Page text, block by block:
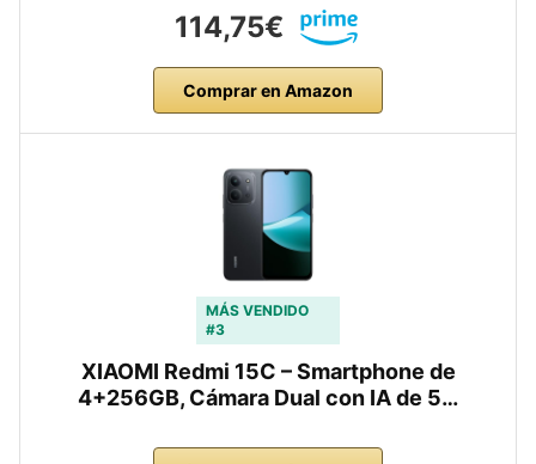
114,75€
Comprar en Amazon
MÁS VENDIDO
#3
XIAOMI Redmi 15C – Smartphone de
4+256GB, Cámara Dual con IA de 5…